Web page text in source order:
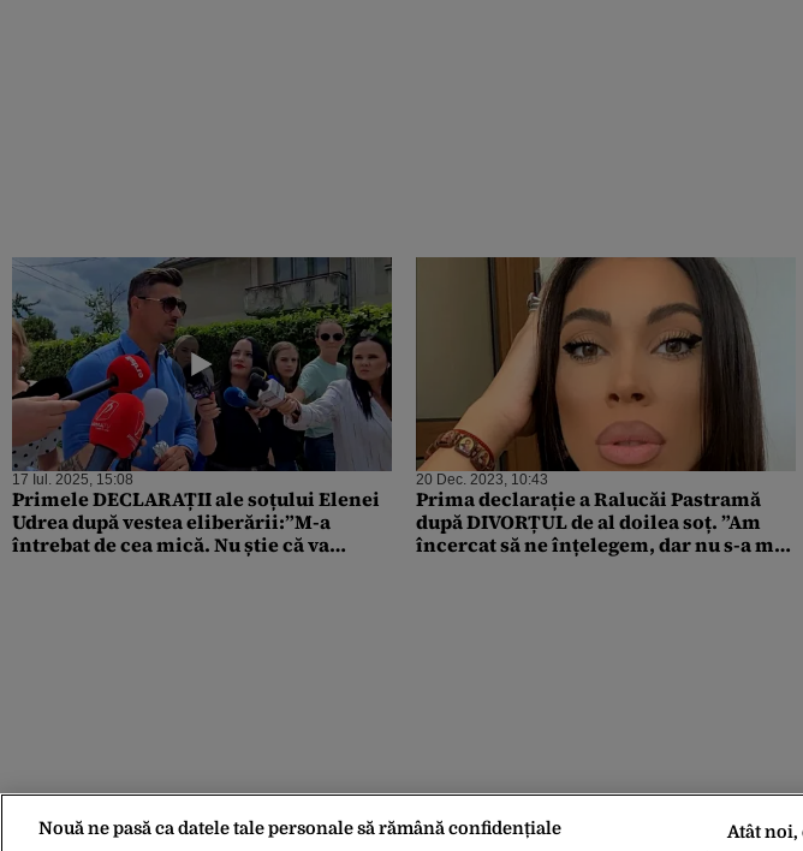
17 Iul. 2025, 15:08
Primele DECLARAȚII ale soțului Elenei
Udrea după vestea eliberării:”M-a
întrebat de cea mică. Nu știe că va
20 Dec. 2023, 10:43
Prima declarație a Ralucăi Pastramă
după DIVORȚUL de al doilea soț. ”Am
încercat să ne înțelegem, dar nu s-a mai
Nouă ne pasă ca datele tale personale să rămână confidențiale Atât